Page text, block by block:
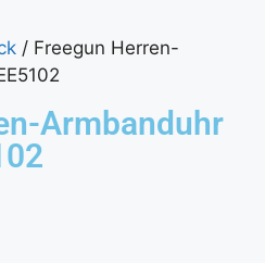
/ Freegun Herren-
Armbanduhr